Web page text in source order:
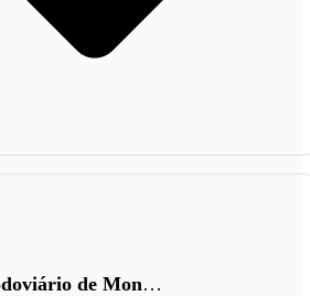
Terminal Rodoviário de Monte Azul